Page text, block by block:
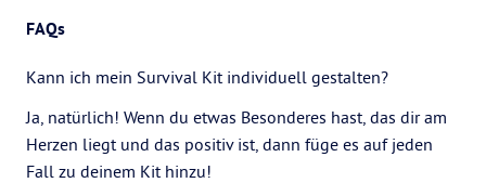
FAQs
Kann ich mein Survival Kit individuell gestalten?
Ja, natürlich! Wenn du etwas Besonderes hast, das dir am
Herzen liegt und das positiv ist, dann füge es auf jeden
Fall zu deinem Kit hinzu!